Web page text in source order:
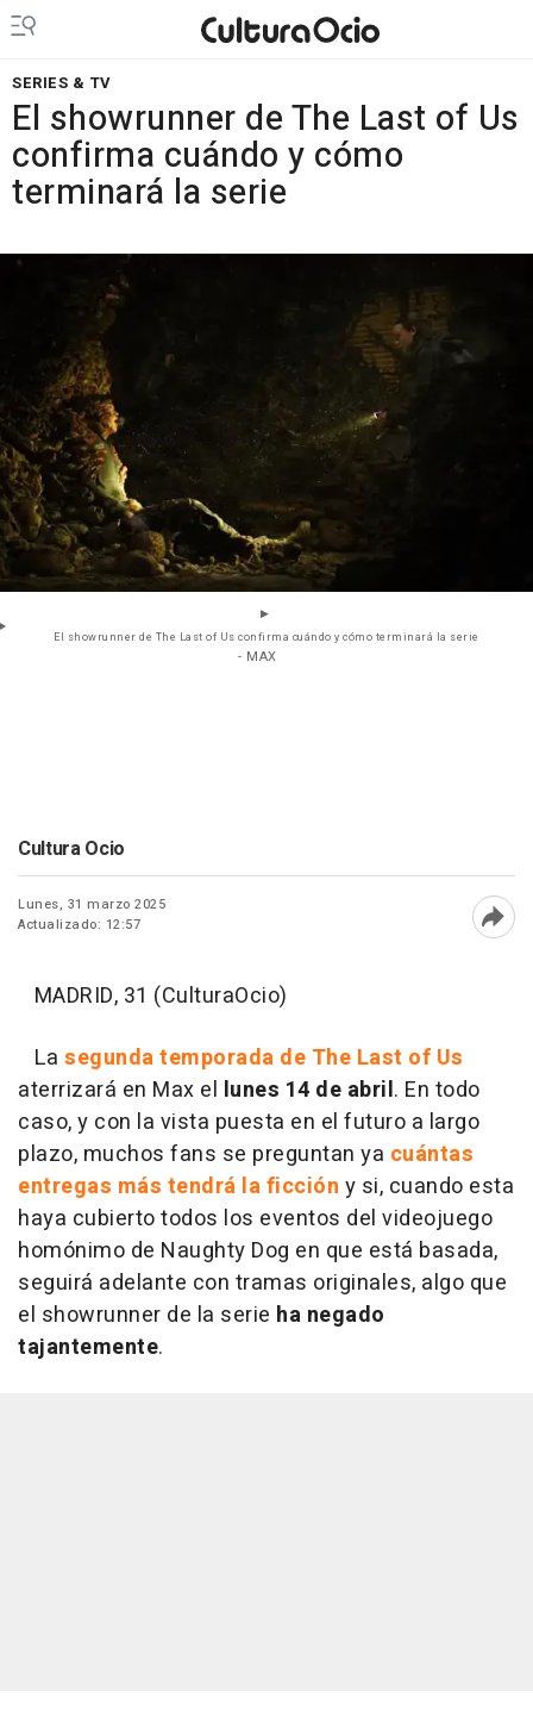
SERIES & TV
El showrunner de The Last of Us
confirma cuándo y cómo
terminará la serie
El showrunner de The Last of Us confirma cuándo y cómo terminará la serie
- MAX
Cultura Ocio
Lunes, 31 marzo 2025
Actualizado: 12:57
MADRID, 31 (CulturaOcio)
La segunda temporada de The Last of Us
aterrizará en Max el lunes 14 de abril. En todo
caso, y con la vista puesta en el futuro a largo
plazo, muchos fans se preguntan ya cuántas
entregas más tendrá la ficción y si, cuando esta
haya cubierto todos los eventos del videojuego
homónimo de Naughty Dog en que está basada,
seguirá adelante con tramas originales, algo que
el showrunner de la serie ha negado
tajantemente.